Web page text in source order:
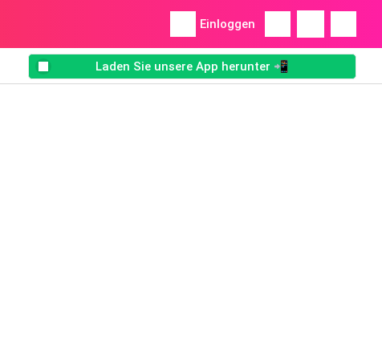
Einloggen
Laden Sie unsere App herunter 📲